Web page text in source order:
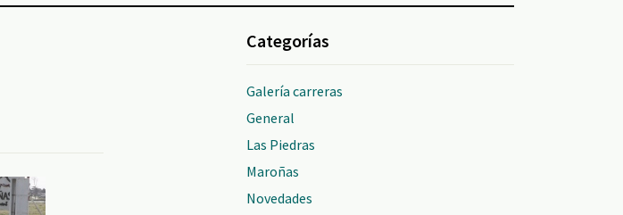
Categorías
Galería carreras
General
Las Piedras
Maroñas
Novedades